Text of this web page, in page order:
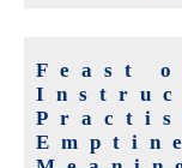
Feast